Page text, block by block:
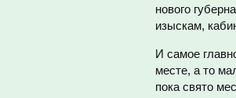
нового
изыскам,
И самое
месте, а то
пока свято